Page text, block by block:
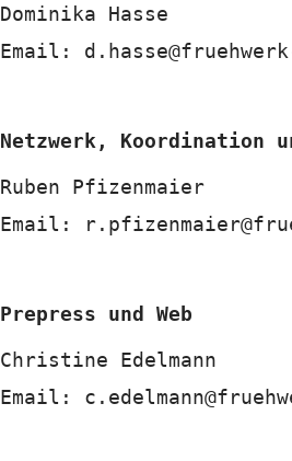
Dominika Hasse
Email:
Netzwerk, Koordination
Ruben Pfizenmaier
Email:
Prepress und Web
Christine Edelmann
Email: